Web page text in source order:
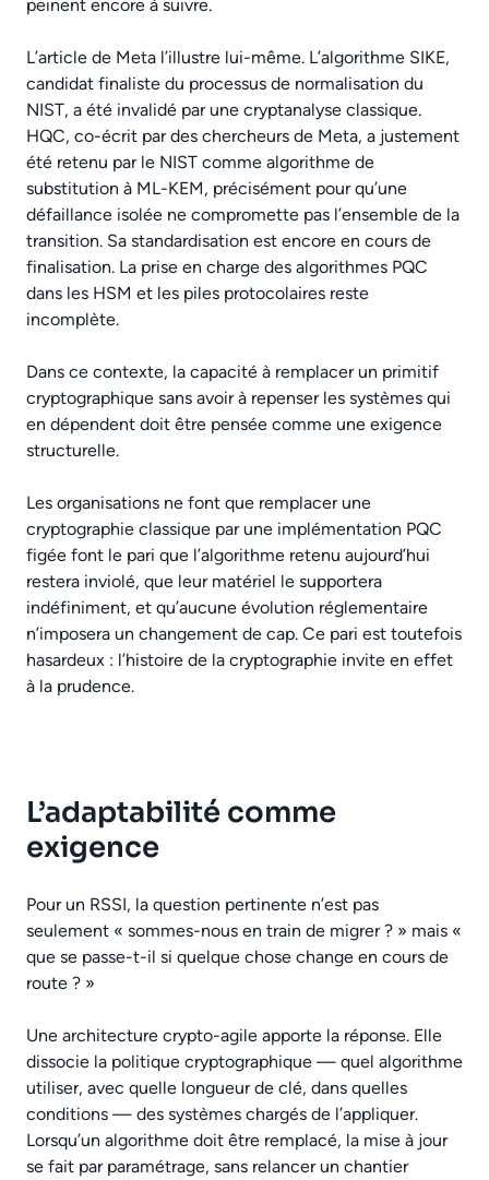
peinent encore à suivre.
L’article de Meta l’illustre lui-même. L’algorithme SIKE,
candidat finaliste du processus de normalisation du
NIST, a été invalidé par une cryptanalyse classique.
HQC, co-écrit par des chercheurs de Meta, a justement
été retenu par le NIST comme algorithme de
substitution à ML-KEM, précisément pour qu’une
défaillance isolée ne compromette pas l’ensemble de la
transition. Sa standardisation est encore en cours de
finalisation. La prise en charge des algorithmes PQC
dans les HSM et les piles protocolaires reste
incomplète.
Dans ce contexte, la capacité à remplacer un primitif
cryptographique sans avoir à repenser les systèmes qui
en dépendent doit être pensée comme une exigence
structurelle.
Les organisations ne font que remplacer une
cryptographie classique par une implémentation PQC
figée font le pari que l’algorithme retenu aujourd’hui
restera inviolé, que leur matériel le supportera
indéfiniment, et qu’aucune évolution réglementaire
n’imposera un changement de cap. Ce pari est toutefois
hasardeux : l’histoire de la cryptographie invite en effet
à la prudence.
L’adaptabilité comme
exigence
Pour un RSSI, la question pertinente n’est pas
seulement « sommes-nous en train de migrer ? » mais «
que se passe-t-il si quelque chose change en cours de
route ? »
Une architecture crypto-agile apporte la réponse. Elle
dissocie la politique cryptographique — quel algorithme
utiliser, avec quelle longueur de clé, dans quelles
conditions — des systèmes chargés de l’appliquer.
Lorsqu’un algorithme doit être remplacé, la mise à jour
se fait par paramétrage, sans relancer un chantier